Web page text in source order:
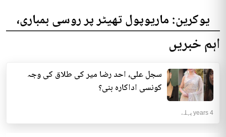
یوکرین: ماریوپول تھیٹر پر روسی بمباری،
300 افراد کی ہلاکت کا خدشہ
کا خدشہ ظاہر کیا اور کہا کہ کم...
انٹرنیشنل | 4 years پہلے
اہم خبریں
سجل علی، احد رضا میر کی طلاق کی وجہ
کونسی اداکارہ بنی؟
4 years پہلے